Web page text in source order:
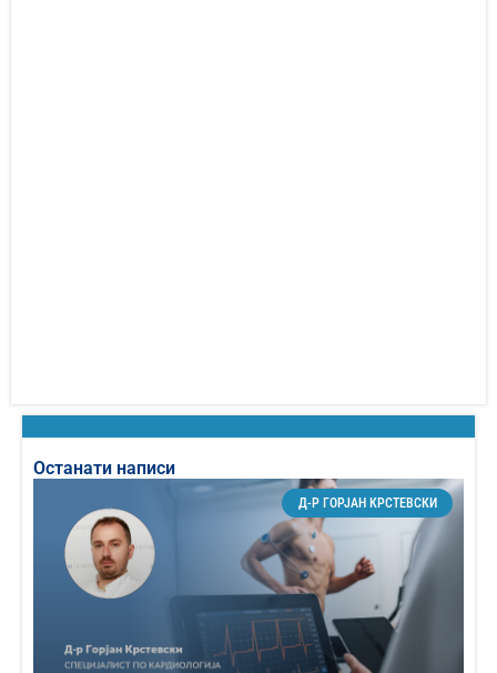
Останати написи
Д-Р ГОРЈАН КРСТЕВСКИ